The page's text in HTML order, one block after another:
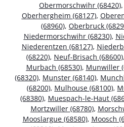
Obermorschwihr (68420),
Oberhergheim (68127),
(68960), Oberbruck
Niedermorschwihr (68230),
Niederentzen (68127),
(68220), Neuf-Brisach (68600),
Murbach (68530), Munwiller
(68320), Munster (68140),
(68200), Mulhouse (68100),
(68380), Muespach-le-Haut
Mortzwiller (68780),
Mooslargue (68580), Moosch